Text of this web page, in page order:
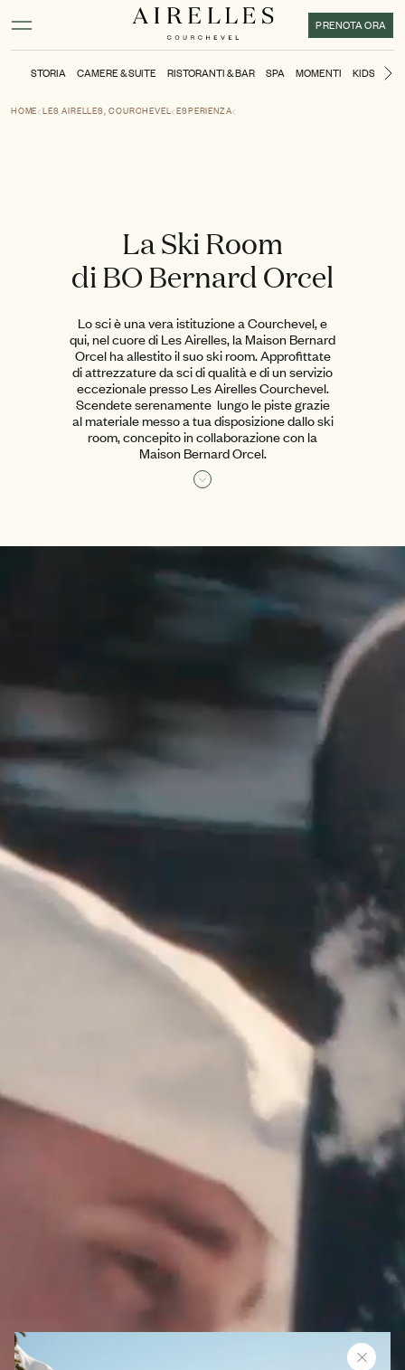
Attivare la modalità ad alto contrasto
PRENOTA ORA
STORIA CAMERE & SUITE RISTORANTI & BAR SPA MOMENTI KIDS CLUB
HOME LES AIRELLES, COURCHEVEL ESPERIENZA
La Ski Room
di BO Bernard Orcel
Lo sci è una vera istituzione a Courchevel, e
qui, nel cuore di Les Airelles, la Maison Bernard
Orcel ha allestito il suo ski room. Approfittate
di attrezzature da sci di qualità e di un servizio
eccezionale presso Les Airelles Courchevel.
Scendete serenamente lungo le piste grazie
al materiale messo a tua disposizione dallo ski
room, concepito in collaborazione con la
Maison Bernard Orcel.
Leggi di più